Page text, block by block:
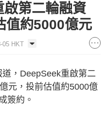
第二輪融資
值約5000億元
05 HKT
，DeepSeek重啟第二
元，投前估值約5000億
簽約。